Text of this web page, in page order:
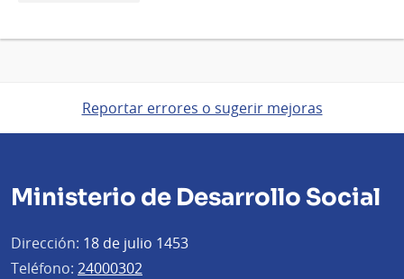
Reportar errores o sugerir mejoras
Ministerio de Desarrollo Social
Dirección: 18 de julio 1453
Teléfono: 24000302